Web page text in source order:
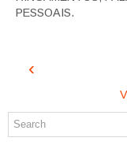
PESSOAIS.
‹